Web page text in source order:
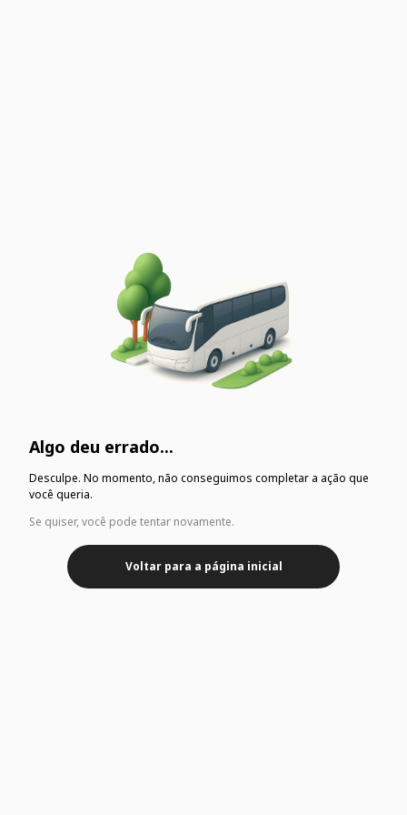
Algo deu errado...
Desculpe. No momento, não conseguimos completar a ação que
você queria.
Se quiser, você pode tentar novamente.
Voltar para a página inicial